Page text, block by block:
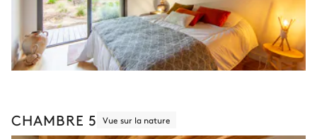
CHAMBRE 5 Vue sur la nature